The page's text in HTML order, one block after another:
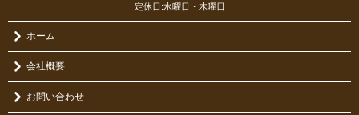
定休日:水曜日・木曜日
ホーム
会社概要
お問い合わせ